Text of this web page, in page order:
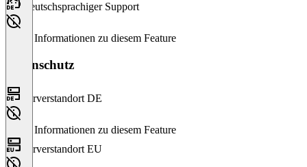
Deutschsprachiger Support
Keine Informationen zu diesem Feature
Datenschutz
Serverstandort DE
Keine Informationen zu diesem Feature
Serverstandort EU